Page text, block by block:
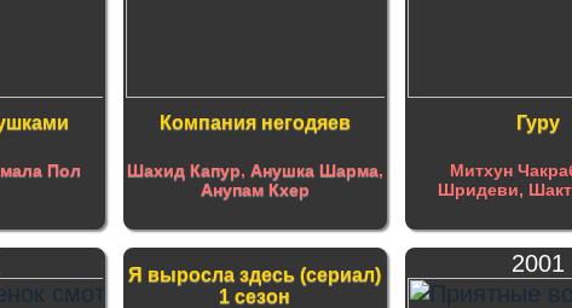
Пол
Компания негодяев
Шахид Капур, Анушка Шарма,
Анупам Кхер
Гуру
Митхун
Шридеви,
Я выросла здесь (сериал)
1 сезон
2001